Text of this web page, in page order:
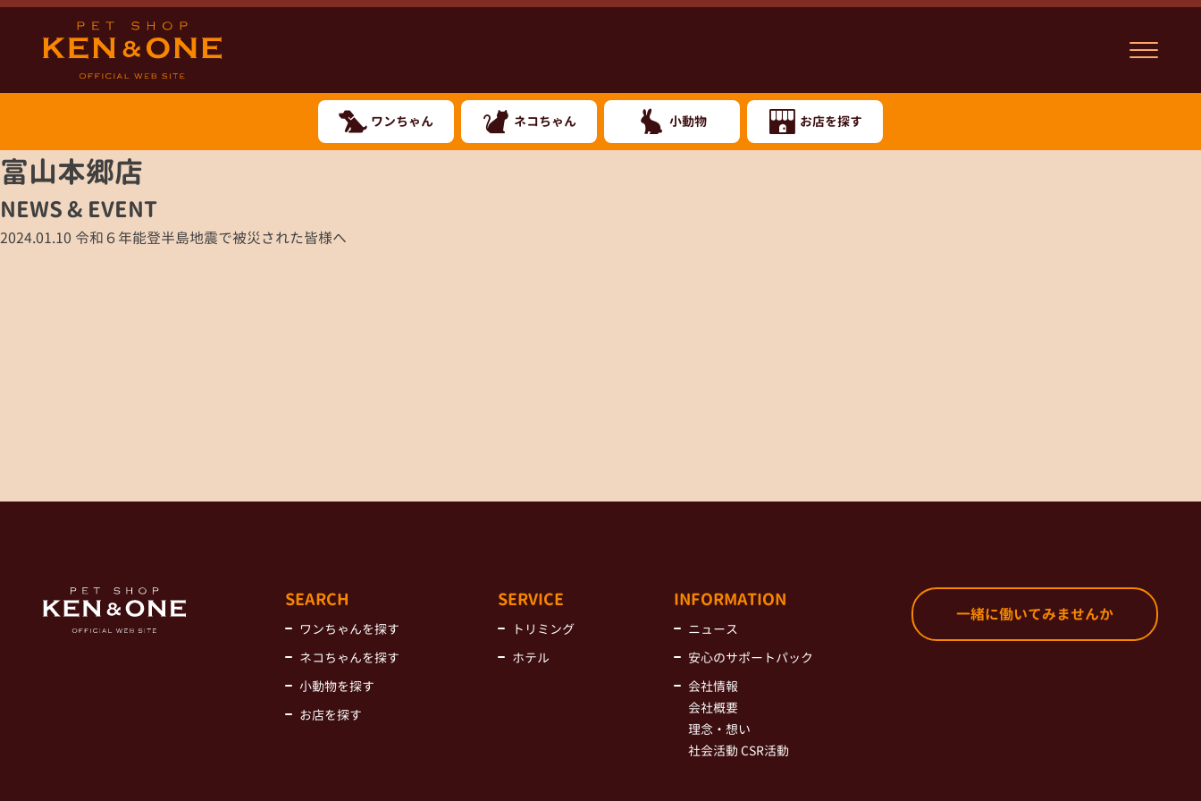
ワンちゃん ネコちゃん 小動物 お店を探す
富山本郷店
NEWS & EVENT
2024.01.10 令和６年能登半島地震で被災された皆様へ
SEARCH
ワンちゃんを探す
ネコちゃんを探す
小動物を探す
お店を探す
SERVICE
トリミング
ホテル
INFORMATION
ニュース
安心のサポートパック
会社情報
会社概要
理念・想い
社会活動 CSR活動
一緒に働いてみませんか